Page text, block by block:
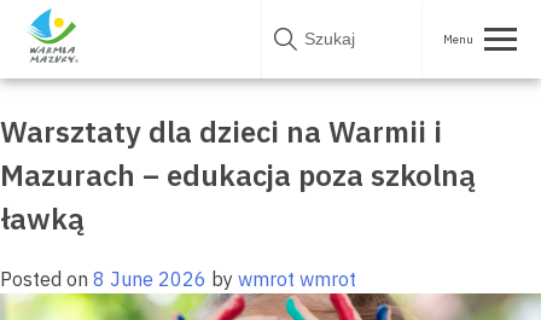
Skip
Tag: Razem z dziećmi
Warsztaty dla dzieci na Warmii i
Mazurach – edukacja poza szkolną
ławką
Posted on 8 June 2026 by wmrot wmrot